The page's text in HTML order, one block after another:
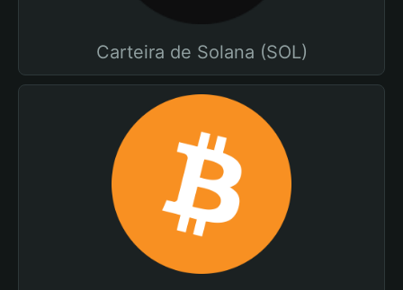
Carteira de Solana (SOL)